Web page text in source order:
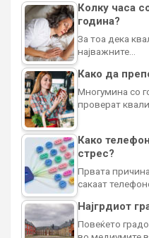
Колку часа
година?
За тоа дека
најважните…
Како да
Многумина со
проверат
Како
стрес?
Првата
сакаат
Најгрдиот
Повеќето